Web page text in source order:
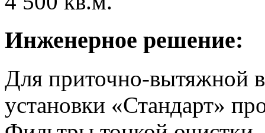
Инженерное решение:
Для приточно-вытяжной
установки «Стандарт»